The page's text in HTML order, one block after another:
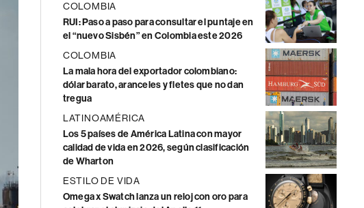
COLOMBIA
RUI: Paso a paso para consultar el puntaje en
el “nuevo Sisbén” en Colombia este 2026
COLOMBIA
La mala hora del exportador colombiano:
dólar barato, aranceles y fletes que no dan
tregua
LATINOAMÉRICA
Los 5 países de América Latina con mayor
calidad de vida en 2026, según clasificación
de Wharton
ESTILO DE VIDA
Omega x Swatch lanza un reloj con oro para